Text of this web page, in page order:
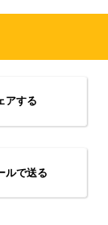
アする
ルで送る